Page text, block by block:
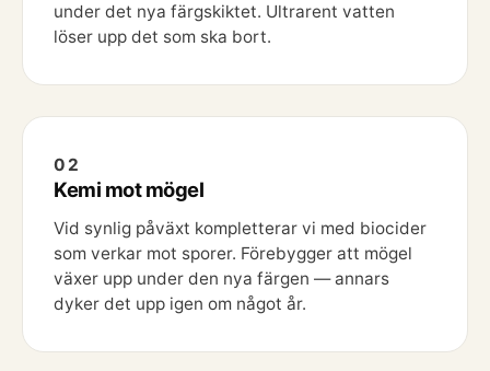
under det nya färgskiktet. Ultrarent vatten
löser upp det som ska bort.
02
Kemi mot mögel
Vid synlig påväxt kompletterar vi med biocider
som verkar mot sporer. Förebygger att mögel
växer upp under den nya färgen — annars
dyker det upp igen om något år.